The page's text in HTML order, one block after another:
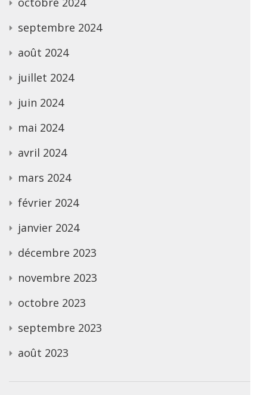
septembre 2024
août 2024
juillet 2024
juin 2024
mai 2024
avril 2024
mars 2024
février 2024
janvier 2024
décembre 2023
novembre 2023
octobre 2023
septembre 2023
août 2023